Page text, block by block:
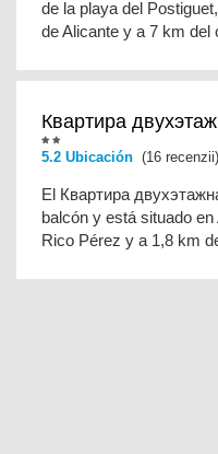
de la playa del
de Alicante y a 7 km del
Квартира
5.2 Ubicación (16 recenzii)
El Квартира
balcón y está situado
Rico Pérez y a 1,8 km